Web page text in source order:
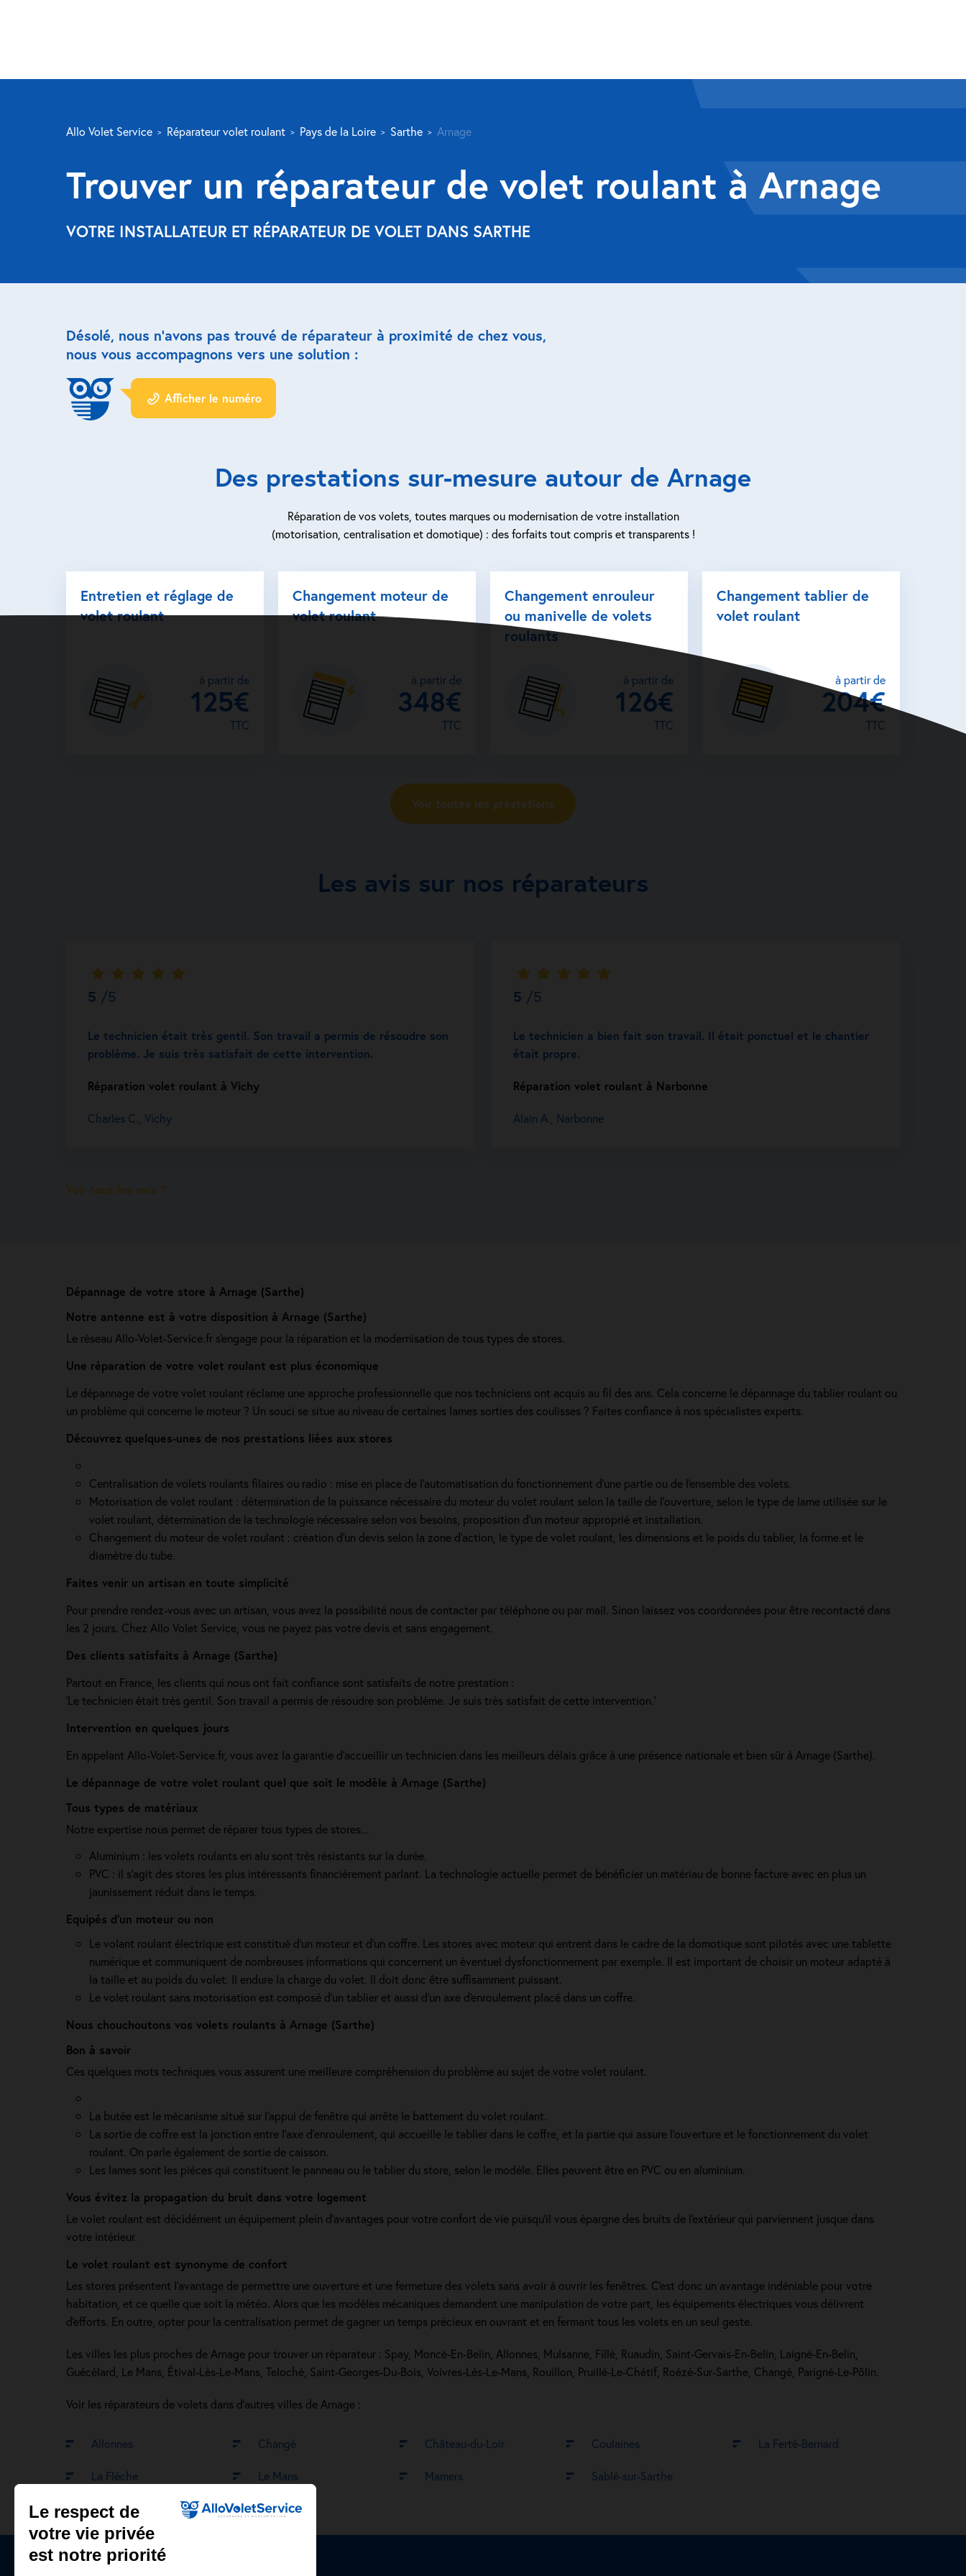
Allo Volet Service Réparateur volet roulant Pays de la Loire Sarthe Arnage
Trouver un réparateur de volet roulant à Arnage
VOTRE INSTALLATEUR ET RÉPARATEUR DE VOLET DANS SARTHE
Dépannage de votre store à Arnage (Sarthe)
Notre antenne est à votre disposition à Arnage (Sarthe)
Le réseau Allo-Volet-Service.fr s'engage pour la réparation et la modernisation de tous types de stores.
Une réparation de votre volet roulant est plus économique
Le dépannage de votre volet roulant réclame une approche professionnelle que nos techniciens ont acquis au fil des ans. Cela concerne le dépannage du tablier roulant ou
un problème qui concerne le moteur ? Un souci se situe au niveau de certaines lames sorties des coulisses ? Faites confiance à nos spécialistes experts.
Découvrez quelques-unes de nos prestations liées aux stores
Centralisation de volets roulants filaires ou radio : mise en place de l'automatisation du fonctionnement d’une partie ou de l'ensemble des volets.
Motorisation de volet roulant : détermination de la puissance nécessaire du moteur du volet roulant selon la taille de l’ouverture, selon le type de lame utilisée sur le
volet roulant, détermination de la technologie nécessaire selon vos besoins, proposition d'un moteur approprié et installation.
Changement du moteur de volet roulant : création d'un devis selon la zone d’action, le type de volet roulant, les dimensions et le poids du tablier, la forme et le
diamètre du tube.
Faites venir un artisan en toute simplicité
Pour prendre rendez-vous avec un artisan, vous avez la possibilité nous de contacter par téléphone ou par mail. Sinon laissez vos coordonnées pour être recontacté dans
les 2 jours. Chez Allo Volet Service, vous ne payez pas votre devis et sans engagement.
Des clients satisfaits à Arnage (Sarthe)
Partout en France, les clients qui nous ont fait confiance sont satisfaits de notre prestation :
'Le technicien était très gentil. Son travail a permis de résoudre son problème. Je suis très satisfait de cette intervention.'
Intervention en quelques jours
En appelant Allo-Volet-Service.fr, vous avez la garantie d'accueillir un technicien dans les meilleurs délais grâce à une présence nationale et bien sûr à Arnage (Sarthe).
Le dépannage de votre volet roulant quel que soit le modèle à Arnage (Sarthe)
Tous types de matériaux
Notre expertise nous permet de réparer tous types de stores...
Aluminium : les volets roulants en alu sont très résistants sur la durée.
PVC : il s'agit des stores les plus intéressants financièrement parlant. La technologie actuelle permet de bénéficier un matériau de bonne facture avec en plus un
jaunissement réduit dans le temps.
Equipés d'un moteur ou non
Le volant roulant électrique est constitué d’un moteur et d’un coffre. Les stores avec moteur qui entrent dans le cadre de la domotique sont pilotés avec une tablette
numérique et communiquent de nombreuses informations qui concernent un éventuel dysfonctionnement par exemple. Il est important de choisir un moteur adapté à
la taille et au poids du volet. Il endure la charge du volet. Il doit donc être suffisamment puissant.
Le volet roulant sans motorisation est composé d'un tablier et aussi d'un axe d'enroulement placé dans un coffre.
Nous chouchoutons vos volets roulants à Arnage (Sarthe)
Bon à savoir
Ces quelques mots techniques vous assurent une meilleure compréhension du problème au sujet de votre volet roulant.
La butée est le mécanisme situé sur l’appui de fenêtre qui arrête le battement du volet roulant.
La sortie de coffre est la jonction entre l’axe d’enroulement, qui accueille le tablier dans le coffre, et la partie qui assure l’ouverture et le fonctionnement du volet
roulant. On parle également de sortie de caisson.
Les lames sont les pièces qui constituent le panneau ou le tablier du store, selon le modèle. Elles peuvent être en PVC ou en aluminium.
Vous évitez la propagation du bruit dans votre logement
Le volet roulant est décidément un équipement plein d'avantages pour votre confort de vie puisqu'il vous épargne des bruits de l'extérieur qui parviennent jusque dans
votre intérieur.
Le volet roulant est synonyme de confort
Les stores présentent l'avantage de permettre une ouverture et une fermeture des volets sans avoir à ouvrir les fenêtres. C'est donc un avantage indéniable pour votre
habitation, et ce quelle que soit la météo. Alors que les modèles mécaniques demandent une manipulation de votre part, les équipements électriques vous délivrent
d'efforts. En outre, opter pour la centralisation permet de gagner un temps précieux en ouvrant et en fermant tous les volets en un seul geste.
Les villes les plus proches de Arnage pour trouver un réparateur : Spay, Moncé-En-Belin, Allonnes, Mulsanne, Fillé, Ruaudin, Saint-Gervais-En-Belin, Laigné-En-Belin,
Guécélard, Le Mans, Étival-Lès-Le-Mans, Teloché, Saint-Georges-Du-Bois, Voivres-Lès-Le-Mans, Rouillon, Pruillé-Le-Chétif, Roézé-Sur-Sarthe, Changé, Parigné-Le-Pôlin.
Voir les réparateurs de volets dans d’autres villes de Arnage :
Allonnes Changé Château-du-Loir Coulaines La Ferté-Bernard
La Flèche Le Mans Mamers Sablé-sur-Sarthe
Désolé, nous n’avons pas trouvé de réparateur à proximité de chez vous,
nous vous accompagnons vers une solution :
Afficher le numéro
Des prestations sur-mesure autour de Arnage
Réparation de vos volets, toutes marques ou modernisation de votre installation
(motorisation, centralisation et domotique) : des forfaits tout compris et transparents !
Entretien et réglage de
volet roulant
à partir de
125€
TTC
Changement moteur de
volet roulant
à partir de
348€
TTC
Changement enrouleur
ou manivelle de volets
roulants
à partir de
126€
TTC
Changement tablier de
volet roulant
à partir de
204€
TTC
Voir toutes les prestations
Les avis sur nos réparateurs
5 /5
Le technicien était très gentil. Son travail a permis de résoudre son
problème. Je suis très satisfait de cette intervention.
Réparation volet roulant à Vichy
Charles C., Vichy
5 /5
Le technicien a bien fait son travail. Il était ponctuel et le chantier
était propre.
Réparation volet roulant à Narbonne
Alain A., Narbonne
Voir tous les avis
Le respect de
votre vie privée
est notre priorité